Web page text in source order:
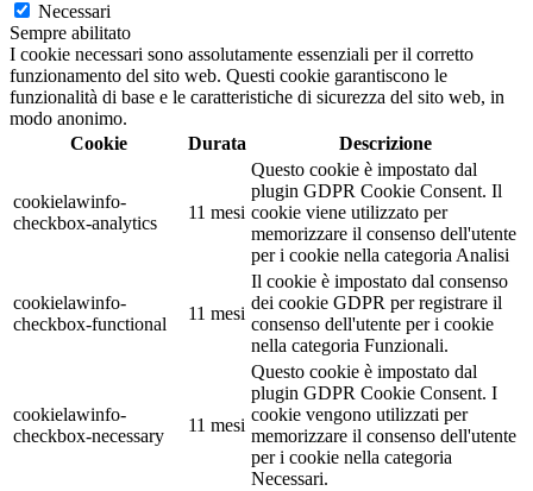
Necessari
Sempre abilitato
I cookie necessari sono assolutamente essenziali per il corretto
funzionamento del sito web. Questi cookie garantiscono le
funzionalità di base e le caratteristiche di sicurezza del sito web, in
modo anonimo.
Cookie
Durata Descrizione
cookielawinfo-
checkbox-analytics
11 mesi
Questo cookie è impostato dal
plugin GDPR Cookie Consent. Il
cookie viene utilizzato per
memorizzare il consenso dell'utente
per i cookie nella categoria Analisi
cookielawinfo-
checkbox-functional
11 mesi
Il cookie è impostato dal consenso
dei cookie GDPR per registrare il
consenso dell'utente per i cookie
nella categoria Funzionali.
cookielawinfo-
checkbox-necessary
11 mesi
Questo cookie è impostato dal
plugin GDPR Cookie Consent. I
cookie vengono utilizzati per
memorizzare il consenso dell'utente
per i cookie nella categoria
Necessari.